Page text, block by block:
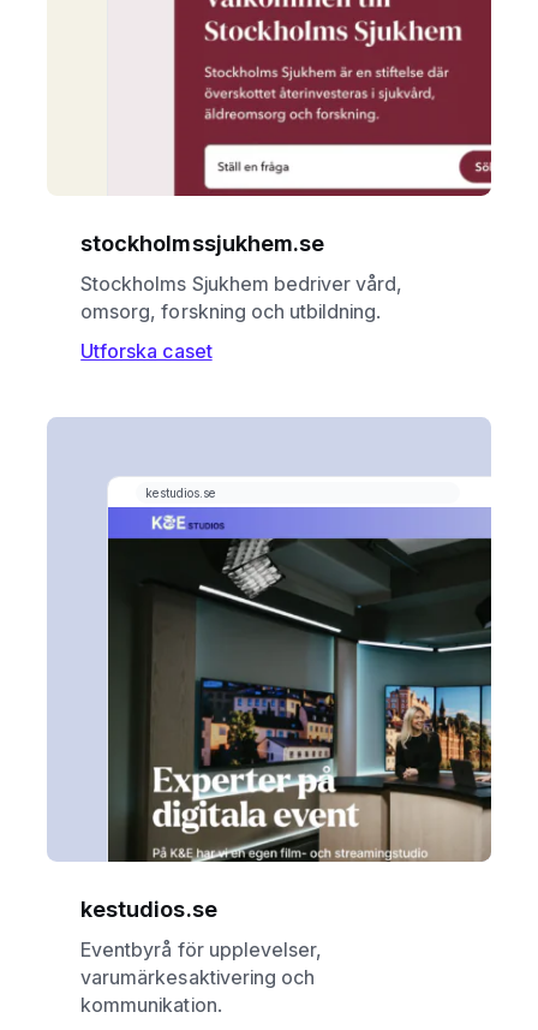
stockholmssjukhem.se
Stockholms Sjukhem bedriver vård,
omsorg, forskning och utbildning.
Utforska caset
kestudios.se
Eventbyrå för upplevelser,
varumärkesaktivering och
kommunikation.